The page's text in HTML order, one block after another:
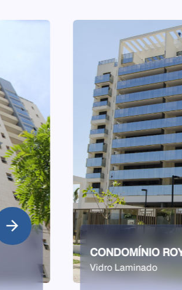
EDIFÍCIO NUBE
Vidro Laminado